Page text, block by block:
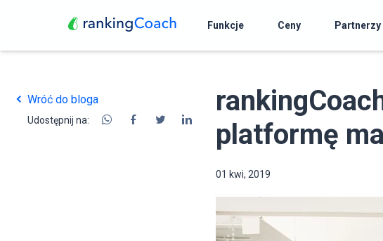
Funkcje Ceny Partnerzy
Wróć do bloga
Udostępnij na:
platformę
01 kwi, 2019